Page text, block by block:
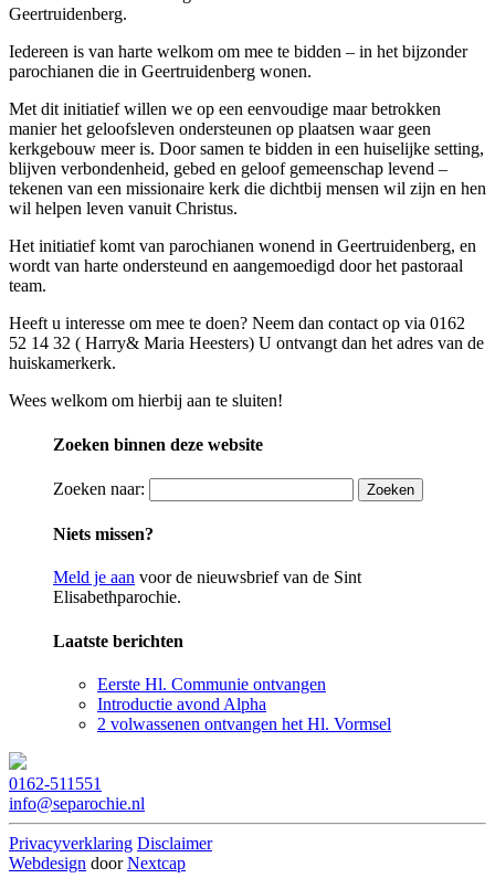
Geertruidenberg.
Iedereen is van harte welkom om mee te bidden – in het bijzonder
parochianen die in Geertruidenberg wonen.
Met dit initiatief willen we op een eenvoudige maar betrokken
manier het geloofsleven ondersteunen op plaatsen waar geen
kerkgebouw meer is. Door samen te bidden in een huiselijke setting,
blijven verbondenheid, gebed en geloof gemeenschap levend –
tekenen van een missionaire kerk die dichtbij mensen wil zijn en hen
wil helpen leven vanuit Christus.
Het initiatief komt van parochianen wonend in Geertruidenberg, en
wordt van harte ondersteund en aangemoedigd door het pastoraal
team.
Heeft u interesse om mee te doen? Neem dan contact op via 0162
52 14 32 ( Harry& Maria Heesters) U ontvangt dan het adres van de
huiskamerkerk.
Wees welkom om hierbij aan te sluiten!
Zoeken binnen deze website
Zoeken naar:
Niets missen?
Meld je aan voor de nieuwsbrief van de Sint
Elisabethparochie.
Laatste berichten
Eerste Hl. Communie ontvangen
Introductie avond Alpha
2 volwassenen ontvangen het Hl. Vormsel
0162-511551
info@separochie.nl
Privacyverklaring Disclaimer
Webdesign doorNextcap